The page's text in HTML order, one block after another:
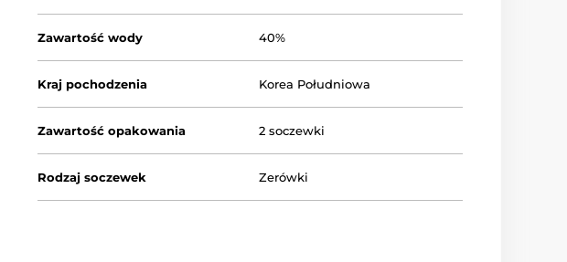
Zawartość wody 40%
Kraj pochodzenia Korea Południowa
Zawartość opakowania 2 soczewki
Rodzaj soczewek Zerówki